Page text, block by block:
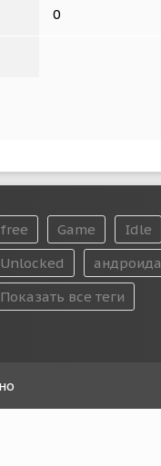
0
free Game Idle
Unlocked
андроида
Показать все теги